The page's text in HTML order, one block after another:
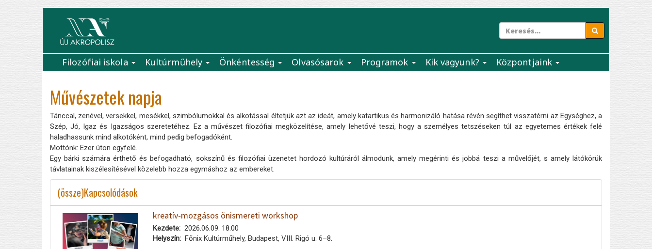
Main
navigation
Filozófiai iskola Kultúrműhely Önkéntesség Olvasósarok Programok Kik vagyunk? Központjaink
Művészetek napja
Tánccal, zenével, versekkel, mesékkel, szimbólumokkal és alkotással éltetjük azt az ideát, amely katartikus és harmonizáló hatása révén segíthet visszatérni az Egységhez, a
Szép, Jó, Igaz és Igazságos szeretetéhez. Ez a művészet filozófiai megközelítése, amely lehetővé teszi, hogy a személyes tetszéseken túl az egyetemes értékek felé
haladhassunk mind alkotóként, mind pedig befogadóként.
Mottónk: Ezer úton egyfelé.
Egy bárki számára érthető és befogadható, sokszínű és filozófiai üzenetet hordozó kultúráról álmodunk, amely megérinti és jobbá teszi a művelőjét, s amely látókörük
távlatainak kiszélesítésével közelebb hozza egymáshoz az embereket.
(össze)Kapcsolódások
kreatív-mozgásos önismereti workshop
Kezdete
2026.06.09. 18:00
Helyszín
Főnix Kultúrműhely, Budapest, VIII. Rigó u. 6–8.